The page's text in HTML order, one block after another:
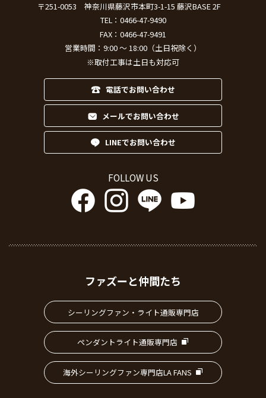
〒251-0053
神奈川県藤沢市本町3-1-15 藤沢BASE 2F
TEL： 0466-47-9490
FAX：0466-47-9491
営業時間：9:00 ～ 18:00（土日祝除く）
※取付工事は土日も対応可
電話でお問い合わせ
メールでお問い合わせ
LINEでお問い合わせ
FOLLOW US
ファズーと仲間たち
シーリングファン・ライト通販専門店
ペンダントライト通販専門店
海外シーリングファン専門店LA FANS